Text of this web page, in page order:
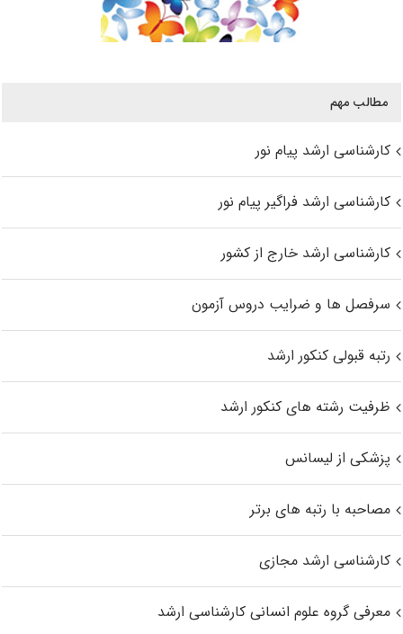
مطالب مهم
کارشناسی ارشد پیام نور
کارشناسی ارشد فراگیر پیام نور
کارشناسی ارشد خارج از کشور
سرفصل ها و ضرایب دروس آزمون
رتبه قبولی کنکور ارشد
ظرفیت رشته های کنکور ارشد
پزشکی از لیسانس
مصاحبه با رتبه های برتر
کارشناسی ارشد مجازی
معرفی گروه علوم انسانی کارشناسی ارشد